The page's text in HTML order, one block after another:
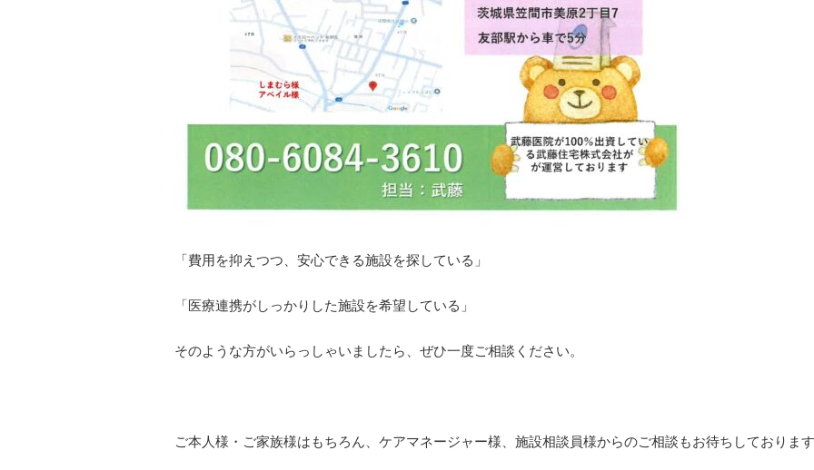
「費用を抑えつつ、安心できる施設を探している」
「医療連携がしっかりした施設を希望している」
そのような方がいらっしゃいましたら、ぜひ一度ご相談ください。
ご本人様・ご家族様はもちろん、ケアマネージャー様、施設相談員様からのご相談もお待ちしておりま